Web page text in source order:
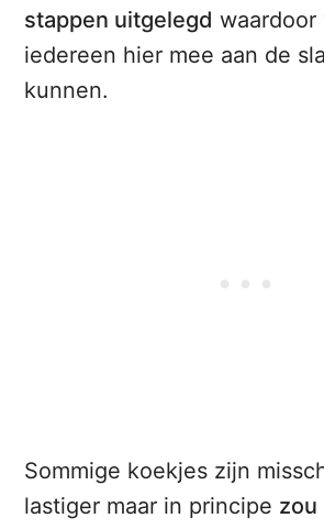
stappen uitgelegd waardoor
iedereen hier mee aan de
kunnen.
Sommige koekjes zijn
lastiger maar in principe zou